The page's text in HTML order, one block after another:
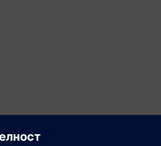
на нов продукт или